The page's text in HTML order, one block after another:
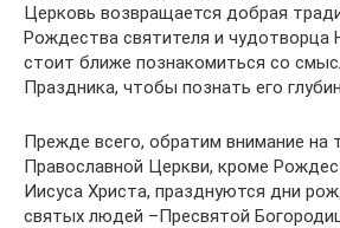
Церковь возвращается добрая
Рождества святителя и чудотворца
стоит ближе познакомиться со
Праздника, чтобы познать его
Прежде всего, обратим внимание на
Православной Церкви, кроме
Иисуса Христа, празднуются дни
святых людей –Пресвятой